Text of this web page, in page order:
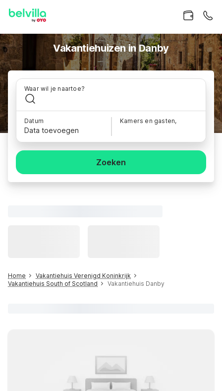
Vakantiehuizen in Danby
Waar wil je naartoe?
Datum
Data toevoegen
Kamers en gasten,
Zoeken
Home
Vakantiehuis Verenigd Koninkrijk
Vakantiehuis South of Scotland
Vakantiehuis Danby